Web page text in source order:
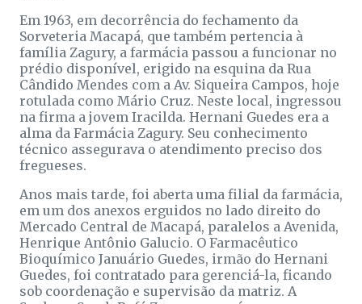
Em 1963, em decorrência do fechamento da
Sorveteria Macapá, que também pertencia à
família Zagury, a farmácia passou a funcionar no
prédio disponível, erigido na esquina da Rua
Cândido Mendes com a Av. Siqueira Campos, hoje
rotulada como Mário Cruz. Neste local, ingressou
na firma a jovem Iracilda. Hernani Guedes era a
alma da Farmácia Zagury. Seu conhecimento
técnico assegurava o atendimento preciso dos
fregueses.
Anos mais tarde, foi aberta uma filial da farmácia,
em um dos anexos erguidos no lado direito do
Mercado Central de Macapá, paralelos a Avenida,
Henrique Antônio Galucio. O Farmacêutico
Bioquímico Januário Guedes, irmão do Hernani
Guedes, foi contratado para gerenciá-la, ficando
sob coordenação e supervisão da matriz. A